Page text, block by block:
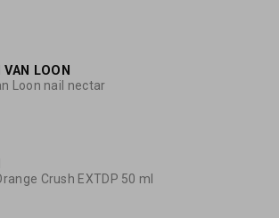
VAN LOON
Loon nail nectar
Crush EXTDP 50 ml